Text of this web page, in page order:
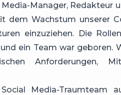
Manager, Redakteur
dem Wachstum unserer
einzuziehen. Die
ein Team war geboren.
Anforderungen,
Media-Traumteam